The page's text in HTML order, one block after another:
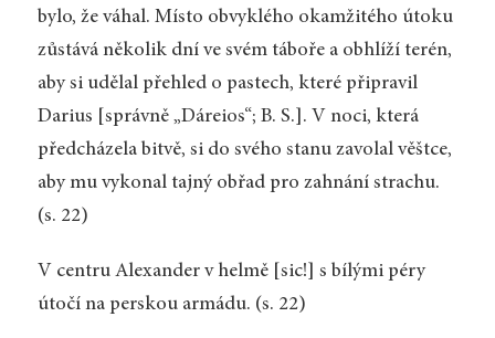
bylo, že váhal. Místo obvyklého okamžitého útoku
zůstává několik dní ve svém táboře a obhlíží terén,
aby si udělal přehled o pastech, které připravil
Darius [správně „Dáreios“; B. S.]. V noci, která
předcházela bitvě, si do svého stanu zavolal věštce,
aby mu vykonal tajný obřad pro zahnání strachu.
(s. 22)
V centru Alexander v helmě [sic!] s bílými péry
útočí na perskou armádu. (s. 22)